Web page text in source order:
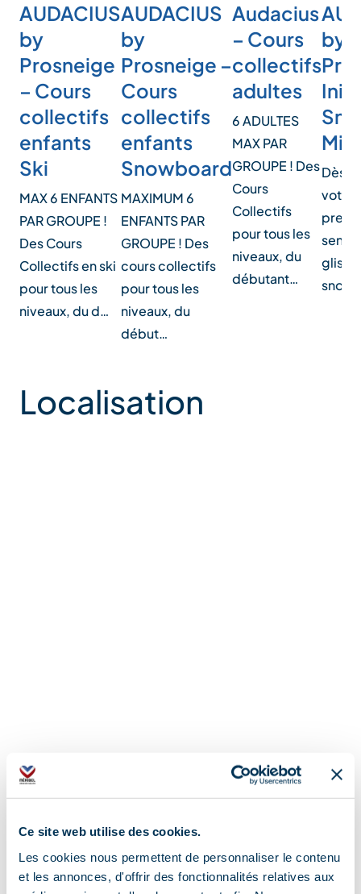
Ce site web utilise des cookies.
Les cookies nous permettent de personnaliser le contenu
et les annonces, d'offrir des fonctionnalités relatives aux
AUDACIUS
by
Prosneige
– Cours
collectifs
enfants
Ski
MAX 6 ENFANTS
PAR GROUPE !
Des Cours
Collectifs en ski
pour tous les
niveaux, du d…
AUDACIUS
by
Prosneige –
Cours
collectifs
enfants
Snowboard
MAXIMUM 6
ENFANTS PAR
GROUPE ! Des
cours collectifs
pour tous les
niveaux, du
début…
Audacius
– Cours
collectifs
adultes
6 ADULTES
MAX PAR
GROUPE ! Des
Cours
Collectifs
pour tous les
niveaux, du
débutant…
by
Dès 4
votre
glisse
Localisation